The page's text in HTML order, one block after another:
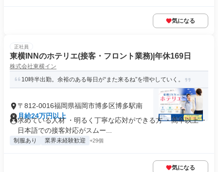
気になる
正社員
東横INNのホテリエ(接客・フロント業務)|年休169日
株式会社東横イン
10時半出勤。余裕のある毎日が“また来るね”を増やしていく。
〒812-0016福岡県福岡市博多区博多駅南
月給24万円以上
求めている人材 ・明るく丁寧な応対ができる方 ・高卒以上 ・
日本語での接客対応がスムー...
制服あり 業界未経験歓迎 +29個
気になる